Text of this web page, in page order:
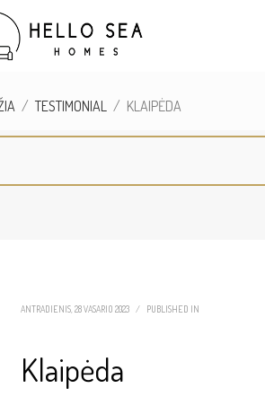
TESTIMONIAL KLAIPĖDA
ANTRADIENIS, 28 VASARIO 2023 / PUBLISHED IN
Klaipėda